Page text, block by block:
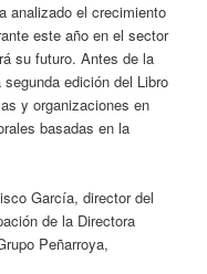
analizado el crecimiento
este año en el sector
su futuro. Antes de la
edición del Libro
y organizaciones en
basadas en la
García, director del
de la Directora
Peñarroya,